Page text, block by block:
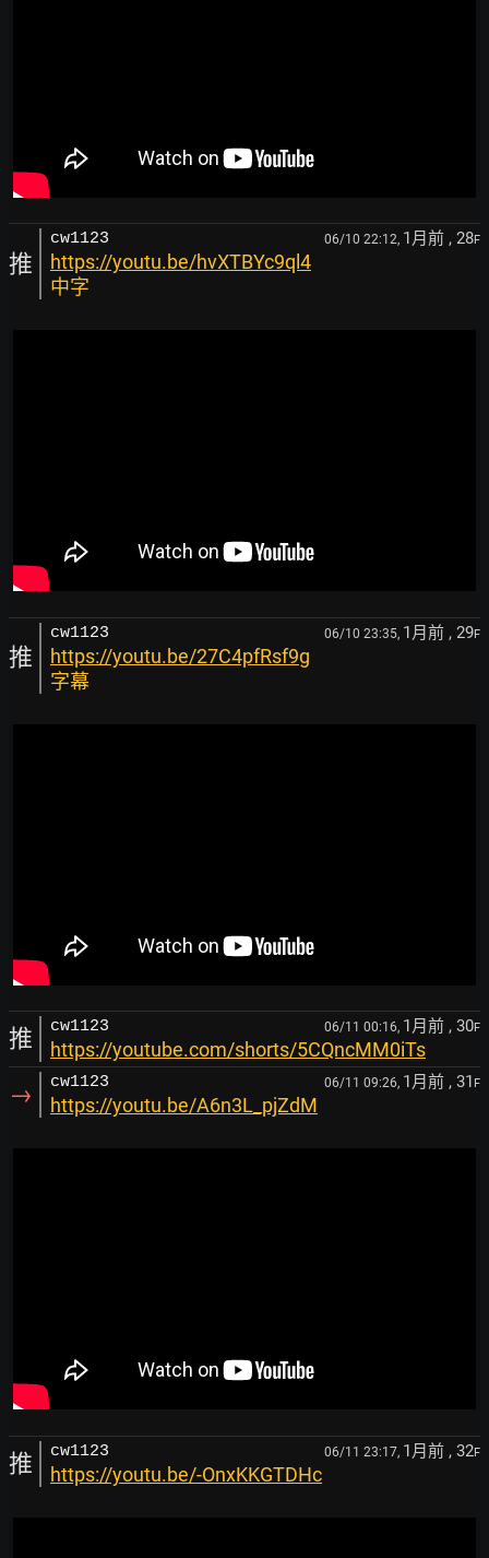
推
cw1123 06/10 22:12, 1月前 , 28F
https://youtu.be/hvXTBYc9ql4
中字
推
cw1123 06/10 23:35, 1月前 , 29F
https://youtu.be/27C4pfRsf9g
字幕
推 cw1123 06/11 00:16, 1月前 , 30F
https://youtube.com/shorts/5CQncMM0iTs
→ cw1123 06/11 09:26, 1月前 , 31 F
https://youtu.be/A6n3L_pjZdM
推 cw1123 06/11 23:17, 1月前 , 32F
https://youtu.be/-OnxKKGTDHc